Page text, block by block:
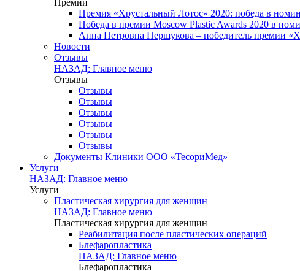
Премии
Премия «Хрустальный Лотос» 2020: победа в
Победа в премии Moscow Plastic Awards 2020 в
Анна Петровна Першукова – победитель премии
Новости
Отзывы
НАЗАД: Главное меню
Отзывы
Отзывы
Отзывы
Отзывы
Отзывы
Отзывы
Отзывы
Документы Клиники ООО «ТесориМед»
Услуги
НАЗАД: Главное меню
Услуги
Пластическая хирургия для женщин
НАЗАД: Главное меню
Пластическая хирургия для женщин
Реабилитация после пластических операций
Блефаропластика
НАЗАД: Главное меню
Блефаропластика